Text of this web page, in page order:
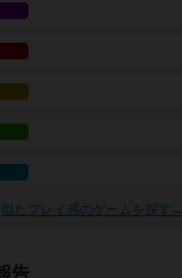
似たプレイ感のゲームを探す→
告